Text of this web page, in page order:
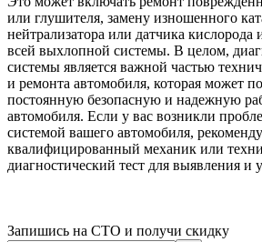
или глушителя, замену изношенного
нейтрализатора или датчика кислорода
всей выхлопной системы. В целом,
системы является важной частью
и ремонта автомобиля, которая может
постоянную безопасную и надежную
автомобиля. Если у вас возникли
системой вашего автомобиля,
квалифицированный механик или
диагностический тест для выявления и
Запишись на СТО и получи скидку